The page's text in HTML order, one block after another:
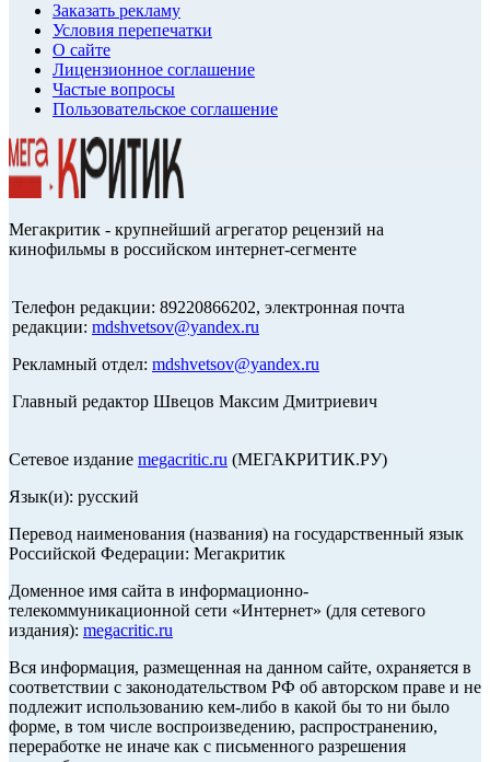
Заказать рекламу
Условия перепечатки
О сайте
Лицензионное соглашение
Частые вопросы
Пользовательское соглашение
Мегакритик - крупнейший агрегатор рецензий на
кинофильмы в российском интернет-сегменте
Телефон редакции: 89220866202, электронная почта
редакции: mdshvetsov@yandex.ru
Рекламный отдел: mdshvetsov@yandex.ru
Главный редактор Швецов Максим Дмитриевич
Сетевое издание megacritic.ru (МЕГАКРИТИК.РУ)
Язык(и): русский
Перевод наименования (названия) на государственный язык
Российской Федерации: Мегакритик
Доменное имя сайта в информационно-
телекоммуникационной сети «Интернет» (для сетевого
издания): megacritic.ru
Вся информация, размещенная на данном сайте, охраняется в
соответствии с законодательством РФ об авторском праве и не
подлежит использованию кем-либо в какой бы то ни было
форме, в том числе воспроизведению, распространению,
переработке не иначе как с письменного разрешения